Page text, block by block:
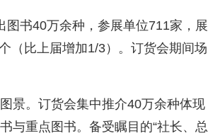
书40万余种，参展单位711家，展
（比上届增加1/3）。订货会期间场
景。订货会集中推介40万余种体现
与重点图书。备受瞩目的“社长、总